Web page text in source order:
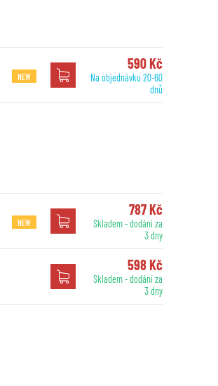
NEW
590 Kč
Na objednávku 20-60
dnů
NEW
787 Kč
Skladem - dodání za
3 dny
598 Kč
Skladem - dodání za
3 dny